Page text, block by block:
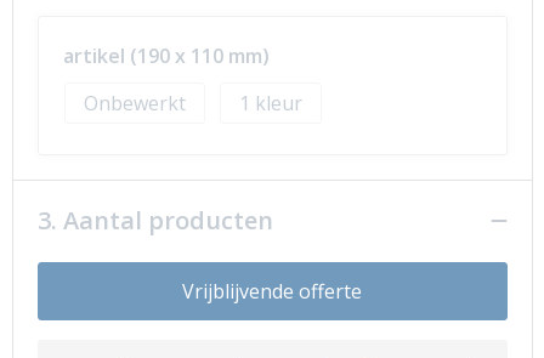
artikel (190 x 110 mm)
Onbewerkt
1
3. Aantal producten
Vrijblijvende offerte